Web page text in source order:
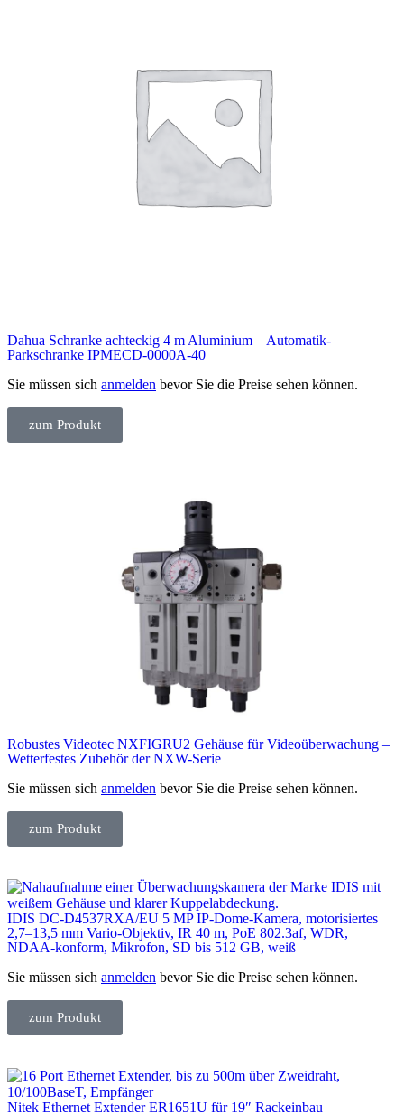
Dahua Schranke achteckig 4 m Aluminium – Automatik-
Parkschranke IPMECD-0000A-40
Sie müssen sich anmelden bevor Sie die Preise sehen können.
zum Produkt
Robustes Videotec NXFIGRU2 Gehäuse für Videoüberwachung –
Wetterfestes Zubehör der NXW-Serie
Sie müssen sich anmelden bevor Sie die Preise sehen können.
zum Produkt
IDIS DC-D4537RXA/EU 5 MP IP-Dome-Kamera, motorisiertes
2,7–13,5 mm Vario-Objektiv, IR 40 m, PoE 802.3af, WDR,
NDAA-konform, Mikrofon, SD bis 512 GB, weiß
Sie müssen sich anmelden bevor Sie die Preise sehen können.
zum Produkt
Nitek Ethernet Extender ER1651U für 19″ Rackeinbau –